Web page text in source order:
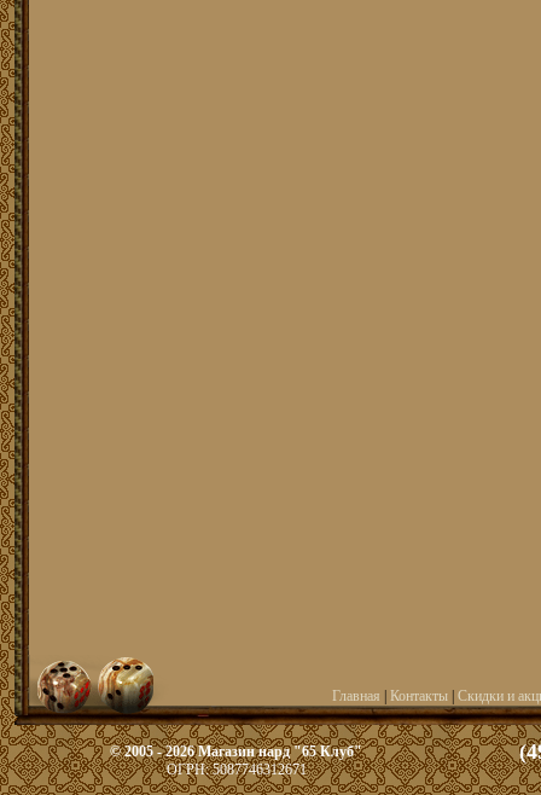
Главная Контакты| Скидки и
© 2005 - 2026 Магазин нард "65 Клуб"
ОГРН: 5087746312671